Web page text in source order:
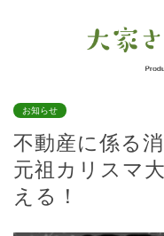
お知らせ
不動産に係る
元祖カリスマ
える！